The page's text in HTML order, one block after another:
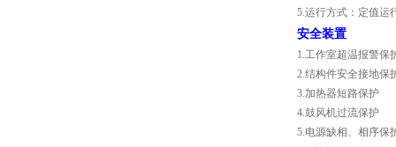
5.运行方式：定值运
安全装置
1.工作室超温报警保
2.结构件安全接地保
3.加热器短路保护
4.鼓风机过流保护
5.电源缺相、相序保